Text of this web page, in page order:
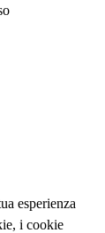
esperienza
i cookie